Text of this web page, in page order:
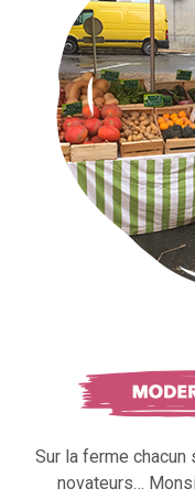
Sur la ferme
novateurs…